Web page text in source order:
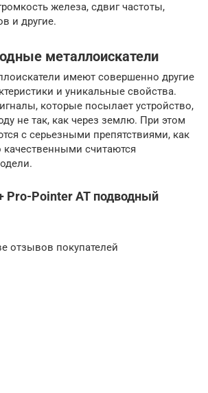
железа, сдвиг частоты,
и другие.
металлоискатели
имеют совершенно другие
и уникальные свойства.
которые посылает устройство,
не так, как через землю. При этом
с серьезными препятствиями, как
качественными считаются
Pro-Pointer AT подводный
отзывов покупателей